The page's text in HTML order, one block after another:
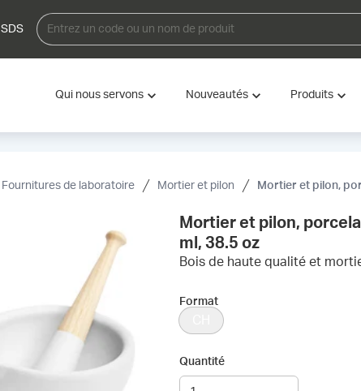
SDS
Qui nous servons Nouveautés Produits
Fournitures de laboratoire Mortier et pilon Mortier et pilon,
Mortier et pilon,
ml, 38.5 oz
Bois de haute qualité et
Format
Quantité